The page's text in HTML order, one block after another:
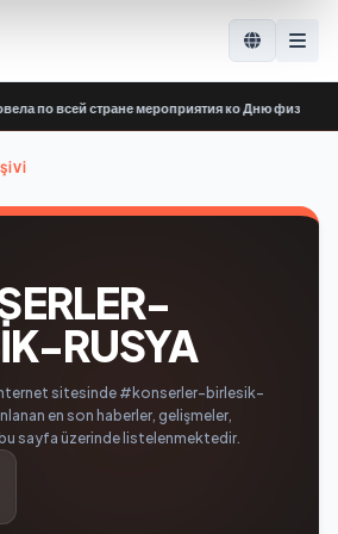
по всей стране мероприятия ко Дню
RUSYA
sitesinde #konserler-birlesik-
en son haberler, gelişmeler,
sayfa üzerinde listelenmektedir.